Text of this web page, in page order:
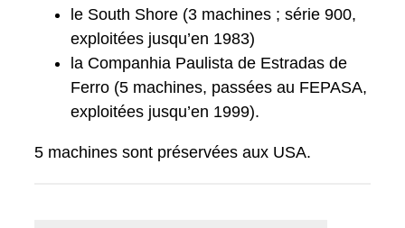
le South Shore (3 machines ; série 900,
exploitées jusqu’en 1983)
la Companhia Paulista de Estradas de
Ferro (5 machines, passées au FEPASA,
exploitées jusqu’en 1999).
5 machines sont préservées aux USA.